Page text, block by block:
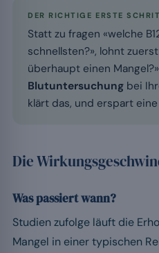
DER RICHTIGE ERSTE
Statt zu fragen «welche
schnellsten?», lohnt
überhaupt einen
Blutuntersuchung bei
klärt das, und erspart
Die
Was passiert wann?
Studien zufolge läuft die
Mangel in einer typischen